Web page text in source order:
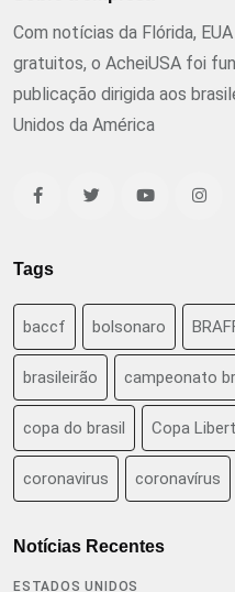
Com notícias da Flórida,
gratuitos, o AcheiUSA foi
publicação dirigida aos
Unidos da América
Tags
baccf bolsonaro
brasileirão campeonato
copa do brasil Copa
coronavirus coronavírus
Notícias Recentes
ESTADOS UNIDOS